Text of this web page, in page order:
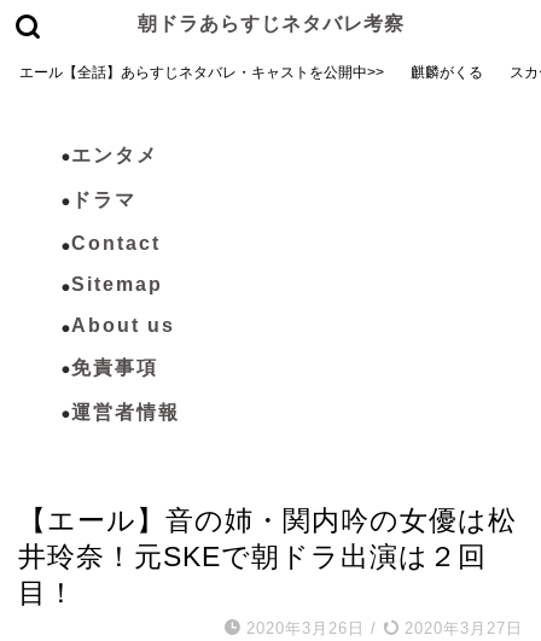
朝ドラあらすじネタバレ考察
エール【全話】あらすじネタバレ・キャストを公開中>> 麒麟がくる ス
エンタメ
ドラマ
Contact
Sitemap
About us
免責事項
運営者情報
【エール】音の姉・関内吟の女優は松
井玲奈！元SKEで朝ドラ出演は２回
目！
2020年3月26日 / 2020年3月27日